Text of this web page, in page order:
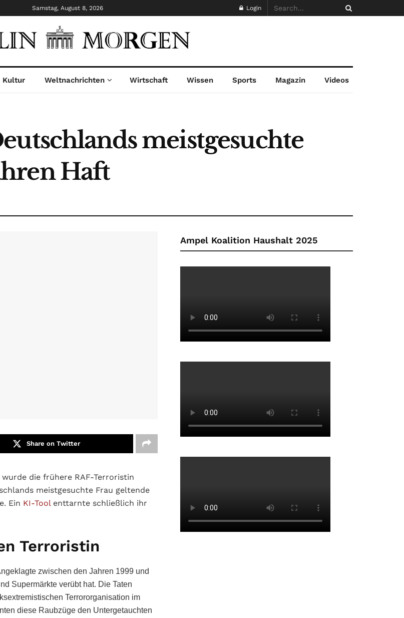
Samstag, August 8, 2026 Login
Kultur Weltnachrichten Wirtschaft Wissen Sports Magazin Videos
meistgesuchte
Haft
Share on Twitter
wurde die frühere RAF-Terroristin
meistgesuchte Frau geltende
Ein KI-Toolenttarnte schließlich ihr
Terroristin
zwischen den Jahren 1999 und
Supermärkte verübt hat. Die Taten
Terrororganisation im
diese Raubzüge den Untergetauchten
Ampel Koalition Haushalt 2025